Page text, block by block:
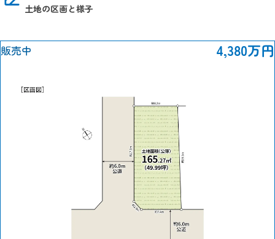
土地の区画と様子
販売中 4,380万円